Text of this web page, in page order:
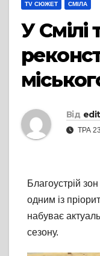
TV СЮЖЕТ СМІЛА
У Смілі
Від
ТРА
Благоустрій
одним із
набуває
сезону.